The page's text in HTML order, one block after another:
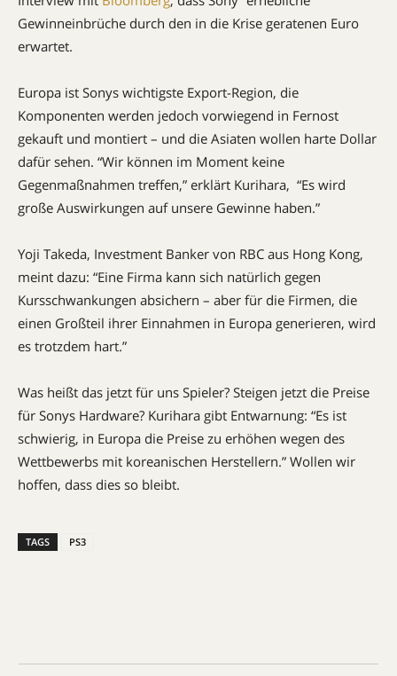
Gewinneinbrüche durch den in die Krise geratenen Euro
erwartet.
Europa ist Sonys wichtigste Export-Region, die
Komponenten werden jedoch vorwiegend in Fernost
gekauft und montiert – und die Asiaten wollen harte Dollar
dafür sehen. “Wir können im Moment keine
Gegenmaßnahmen treffen,” erklärt Kurihara, “Es wird
große Auswirkungen auf unsere Gewinne haben.”
Yoji Takeda, Investment Banker von RBC aus Hong Kong,
meint dazu: “Eine Firma kann sich natürlich gegen
Kursschwankungen absichern – aber für die Firmen, die
einen Großteil ihrer Einnahmen in Europa generieren, wird
es trotzdem hart.”
Was heißt das jetzt für uns Spieler? Steigen jetzt die Preise
für Sonys Hardware? Kurihara gibt Entwarnung: “Es ist
schwierig, in Europa die Preise zu erhöhen wegen des
Wettbewerbs mit koreanischen Herstellern.” Wollen wir
hoffen, dass dies so bleibt.
TAGS PS3